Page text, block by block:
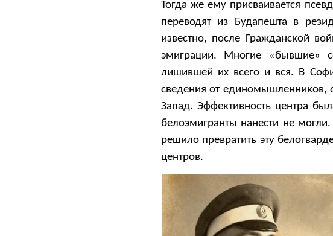
Тогда же ему присваивается
переводят из Будапешта в
известно, после Гражданской
эмиграции. Многие «бывшие»
лишившей их всего и вся. В
сведения от единомышленников,
Запад. Эффективность центра
белоэмигранты нанести не
решило превратить эту
центров.